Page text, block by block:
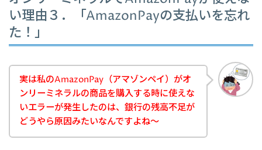
い理由３．「AmazonPayの支払いを忘れ
た！」
実は私のAmazonPay（アマゾンペイ）がオ
ンリーミネラルの商品を購入する時に使えな
いエラーが発生したのは、銀行の残高不足が
どうやら原因みたいなんですよね～